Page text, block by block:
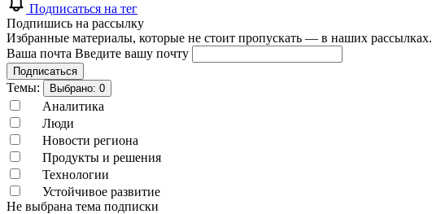
Подписаться на тег
Подпишись на рассылку
Избранные материалы, которые не стоит пропускать — в наших рассылках.
Ваша почта Введите вашу почту
Подписаться
Темы: Выбрано: 0
Аналитика
Люди
Новости региона
Продукты и решения
Технологии
Устойчивое развитие
Не выбрана тема подписки